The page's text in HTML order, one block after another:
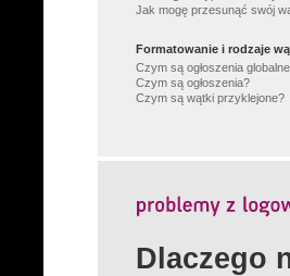
Jak mogę przesunąć swój
Formatowanie i rodzaje
Czym są ogłoszenia
Czym są ogłoszenia?
Czym są wątki przyklejone?
Dlaczego